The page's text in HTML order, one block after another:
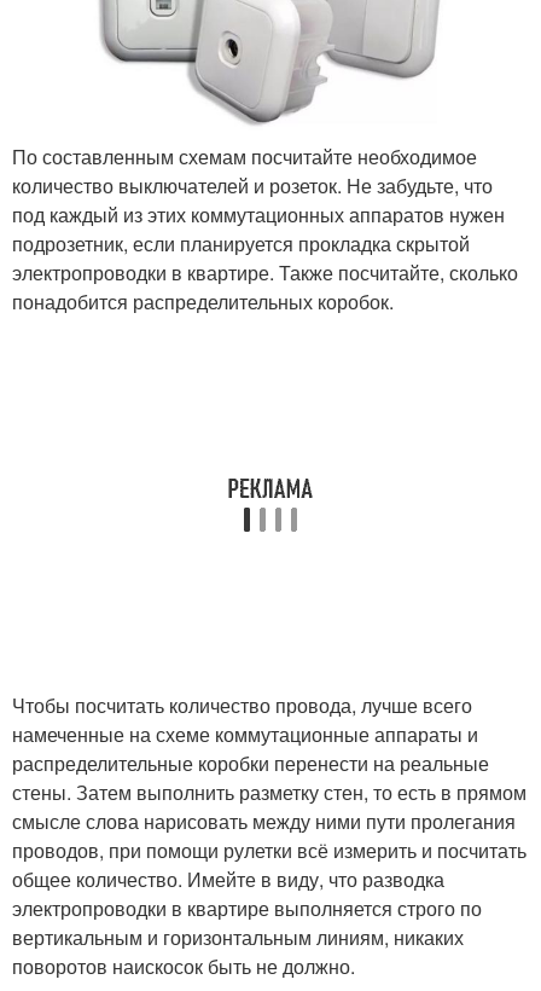
По составленным схемам посчитайте необходимое
количество выключателей и розеток. Не забудьте, что
под каждый из этих коммутационных аппаратов нужен
подрозетник, если планируется прокладка скрытой
электропроводки в квартире. Также посчитайте, сколько
понадобится распределительных коробок.
Чтобы посчитать количество провода, лучше всего
намеченные на схеме коммутационные аппараты и
распределительные коробки перенести на реальные
стены. Затем выполнить разметку стен, то есть в прямом
смысле слова нарисовать между ними пути пролегания
проводов, при помощи рулетки всё измерить и посчитать
общее количество. Имейте в виду, что разводка
электропроводки в квартире выполняется строго по
вертикальным и горизонтальным линиям, никаких
поворотов наискосок быть не должно.